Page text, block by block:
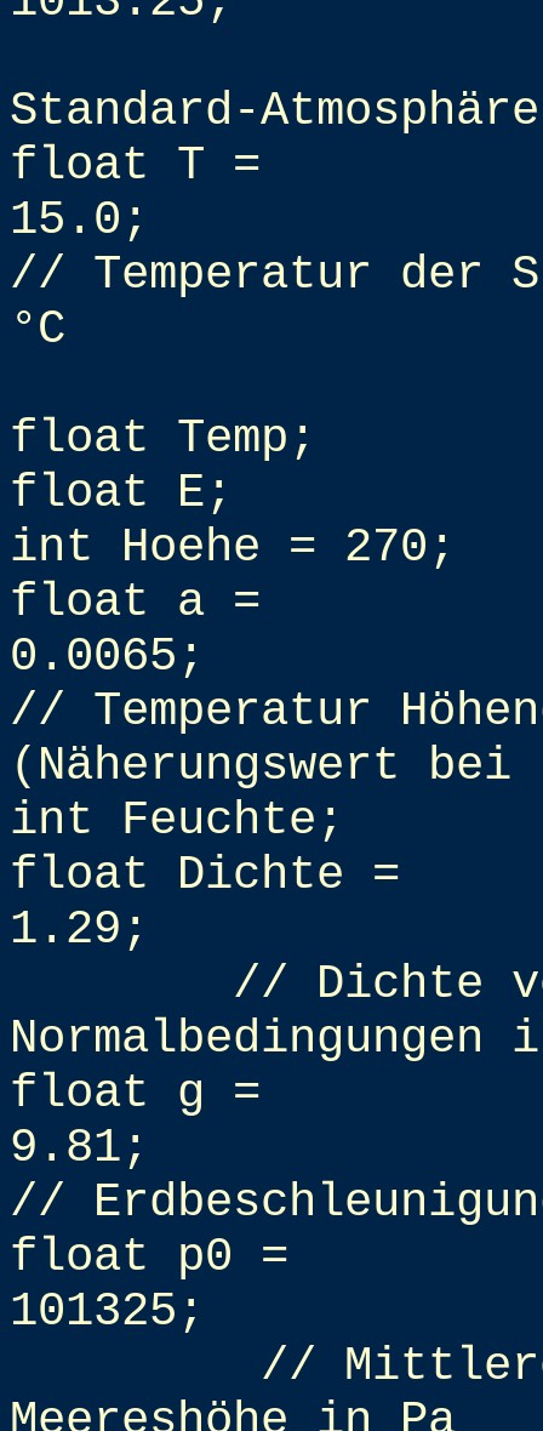
Standard-
float T =
15.0;
// Temperatur der
°C
float Temp;
float E;
int Hoehe = 270;
float a =
0.0065;
// Temperatur
(Näherungswert bei
int Feuchte;
float Dichte =
1.29;
// Dichte
Normalbedingungen
float g =
9.81;
//
float p0 =
101325;
//